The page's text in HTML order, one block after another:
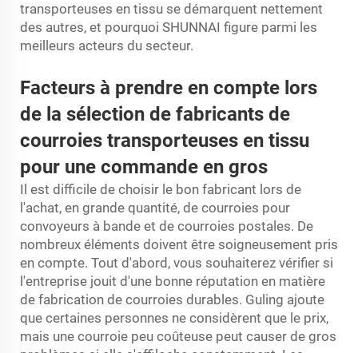
transporteuses en tissu se démarquent nettement
des autres, et pourquoi SHUNNAI figure parmi les
meilleurs acteurs du secteur.
Facteurs à prendre en compte lors
de la sélection de fabricants de
courroies transporteuses en tissu
pour une commande en gros
Il est difficile de choisir le bon fabricant lors de
l'achat, en grande quantité, de courroies pour
convoyeurs à bande et de courroies postales. De
nombreux éléments doivent être soigneusement pris
en compte. Tout d'abord, vous souhaiterez vérifier si
l'entreprise jouit d'une bonne réputation en matière
de fabrication de courroies durables. Guling ajoute
que certaines personnes ne considèrent que le prix,
mais une courroie peu coûteuse peut causer de gros